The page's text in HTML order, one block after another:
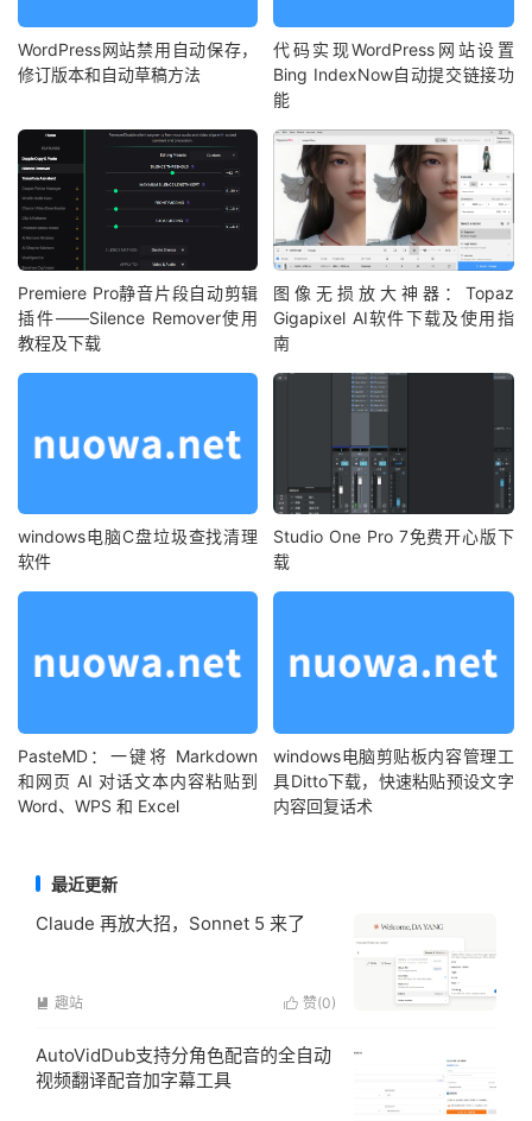
WordPress网站禁用自动保存，
修订版本和自动草稿方法
代码实现WordPress网站设置
Bing IndexNow自动提交链接功
能
Premiere Pro静音片段自动剪辑
插件——Silence Remover使用
教程及下载
图像无损放大神器：Topaz
Gigapixel AI软件下载及使用指
南
windows电脑C盘垃圾查找清理
软件
Studio One Pro 7免费开心版下
载
PasteMD：一键将 Markdown
和网页 AI 对话文本内容粘贴到
Word、WPS 和 Excel
windows电脑剪贴板内容管理工
具Ditto下载，快速粘贴预设文字
内容回复话术
最近更新
Claude 再放大招，Sonnet 5 来了
 赞(0)
 趣站
AutoVidDub支持分角色配音的全自动
视频翻译配音加字幕工具